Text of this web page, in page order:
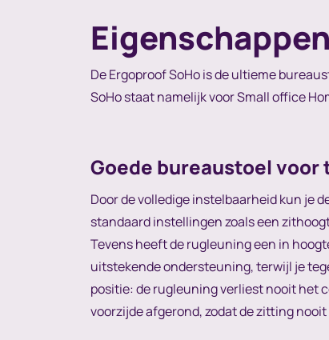
De Ergoproof SoHo is de ultieme
SoHo staat namelijk voor Small office
Goede bureaustoel voor
Door de volledige instelbaarheid kun je
standaard instellingen zoals een
Tevens heeft de rugleuning een in
uitstekende ondersteuning, terwijl je
positie: de rugleuning verliest nooit het
voorzijde afgerond, zodat de zitting